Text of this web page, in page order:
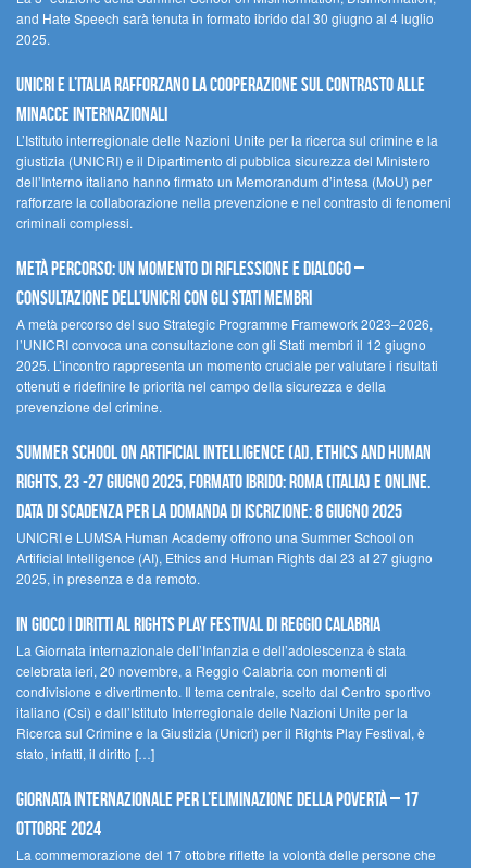
and Hate Speech sarà tenuta in formato ibrido dal 30 giugno al 4 luglio
2025.
UNICRI e l’Italia rafforzano la cooperazione sul contrasto alle
minacce internazionali
L’Istituto interregionale delle Nazioni Unite per la ricerca sul crimine e la
giustizia (UNICRI) e il Dipartimento di pubblica sicurezza del Ministero
dell’Interno italiano hanno firmato un Memorandum d’intesa (MoU) per
rafforzare la collaborazione nella prevenzione e nel contrasto di fenomeni
criminali complessi.
Metà percorso: un momento di riflessione e dialogo –
Consultazione dell’UNICRI con gli Stati membri
A metà percorso del suo Strategic Programme Framework 2023–2026,
l’UNICRI convoca una consultazione con gli Stati membri il 12 giugno
2025. L’incontro rappresenta un momento cruciale per valutare i risultati
ottenuti e ridefinire le priorità nel campo della sicurezza e della
prevenzione del crimine.
Summer School on Artificial Intelligence (AI), Ethics and Human
Rights, 23 -27 giugno 2025, Formato Ibrido: Roma (Italia) e online.
Data di scadenza per la domanda di iscrizione: 8 giugno 2025
UNICRI e LUMSA Human Academy offrono una Summer School on
Artificial Intelligence (AI), Ethics and Human Rights dal 23 al 27 giugno
2025, in presenza e da remoto.
In gioco i diritti al Rights Play Festival di Reggio Calabria
La Giornata internazionale dell’Infanzia e dell’adolescenza è stata
celebrata ieri, 20 novembre, a Reggio Calabria con momenti di
condivisione e divertimento. Il tema centrale, scelto dal Centro sportivo
italiano (Csi) e dall’Istituto Interregionale delle Nazioni Unite per la
Ricerca sul Crimine e la Giustizia (Unicri) per il Rights Play Festival, è
stato, infatti, il diritto […]
Giornata internazionale per l’eliminazione della povertà – 17
ottobre 2024
La commemorazione del 17 ottobre riflette la volontà delle persone che